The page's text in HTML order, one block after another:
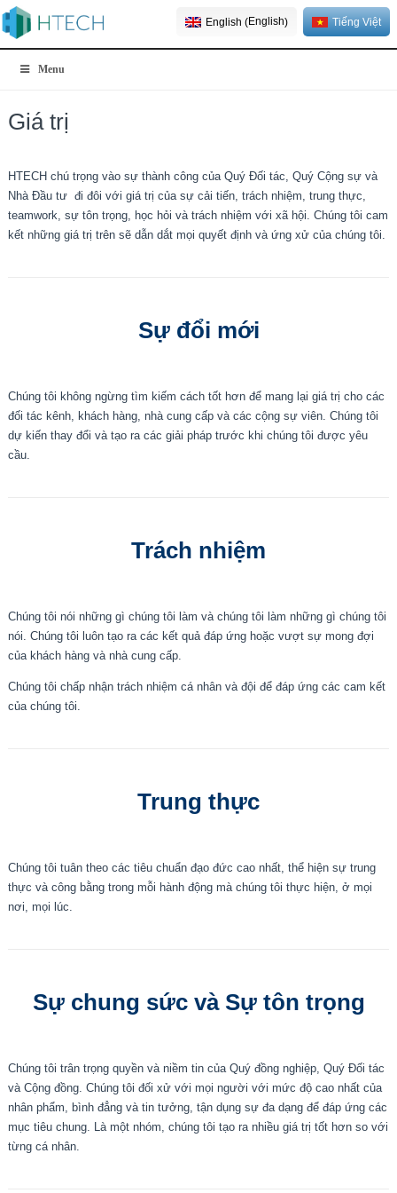
English (English) Tiếng Việt
Menu
Giá trị
HTECH chú trọng vào sự thành công của Quý Đối tác, Quý Cộng sự và
Nhà Đầu tư đi đôi với giá trị của sự cải tiến, trách nhiệm, trung thực,
teamwork, sự tôn trọng, học hỏi và trách nhiệm với xã hội. Chúng tôi cam
kết những giá trị trên sẽ dẫn dắt mọi quyết định và ứng xử của chúng tôi.
Sự đổi mới
Chúng tôi không ngừng tìm kiếm cách tốt hơn để mang lại giá trị cho các
đối tác kênh, khách hàng, nhà cung cấp và các cộng sự viên. Chúng tôi
dự kiến thay đổi và tạo ra các giải pháp trước khi chúng tôi được yêu
cầu.
Trách nhiệm
Chúng tôi nói những gì chúng tôi làm và chúng tôi làm những gì chúng tôi
nói. Chúng tôi luôn tạo ra các kết quả đáp ứng hoặc vượt sự mong đợi
của khách hàng và nhà cung cấp.
Chúng tôi chấp nhận trách nhiệm cá nhân và đội để đáp ứng các cam kết
của chúng tôi.
Trung thực
Chúng tôi tuân theo các tiêu chuẩn đạo đức cao nhất, thể hiện sự trung
thực và công bằng trong mỗi hành động mà chúng tôi thực hiện, ở mọi
nơi, mọi lúc.
Sự chung sức và Sự tôn trọng
Chúng tôi trân trọng quyền và niềm tin của Quý đồng nghiệp, Quý Đối tác
và Cộng đồng. Chúng tôi đối xử với mọi người với mức độ cao nhất của
nhân phẩm, bình đẳng và tin tưởng, tận dụng sự đa dạng để đáp ứng các
mục tiêu chung. Là một nhóm, chúng tôi tạo ra nhiều giá trị tốt hơn so với
từng cá nhân.